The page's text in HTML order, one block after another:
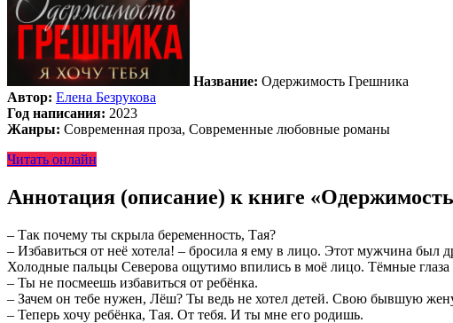
Название: Одержимость Грешника
Автор: Елена Безрукова
Год написания: 2023
Жанры: Современная проза, Современные любовные романы
Читать онлайн
Аннотация (описание) к книге
– Так почему ты скрыла беременность, Тая?
– Избавиться от неё хотела! – бросила я ему в лицо. Этот мужчина
Холодные пальцы Северова ощутимо впились в моё лицо. Тёмные
– Ты не посмеешь избавиться от ребёнка.
– Зачем он тебе нужен, Лёш? Ты ведь не хотел детей. Свою бывшую
– Теперь хочу ребёнка, Тая. От тебя. И ты мне его родишь.